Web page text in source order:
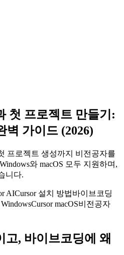
첫 프로젝트 만들기:
벽 가이드 (2026)
프로젝트 생성까지 비전공자를
와 macOS 모두 지원하며,
니다.
AICursor 설치 방법바이브코딩
Cursor macOS비전공자
고, 바이브코딩에 왜